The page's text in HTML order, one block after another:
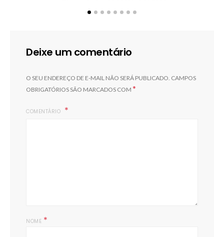
Deixe um comentário
O SEU ENDEREÇO DE E-MAIL NÃO SERÁ PUBLICADO. CAMPOS
OBRIGATÓRIOS SÃO MARCADOS COM *
COMENTÁRIO
NOME *